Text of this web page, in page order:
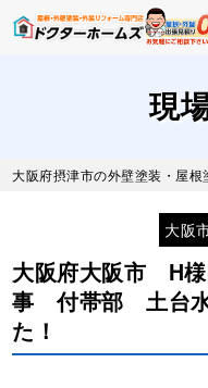
現
大阪府摂津市の外壁塗装・屋根
大阪
大阪府大阪市 H
事 付帯部 土台水
た！